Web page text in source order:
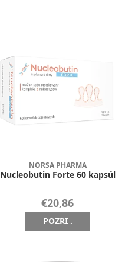
NORSA PHARMA
Nucleobutin Forte 60 kapsúl
€20,86
POZRI .